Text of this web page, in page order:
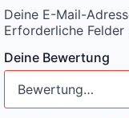
Deine E-Mail-
Erforderliche Felder
Deine Bewertung